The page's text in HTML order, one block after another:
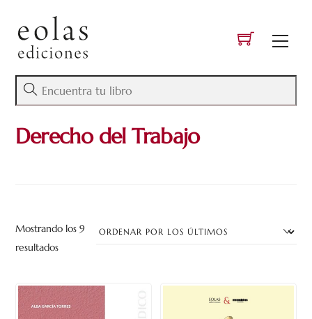
content
Derecho del Trabajo
Mostrando los 9
resultadosOrdenado
los
últimos